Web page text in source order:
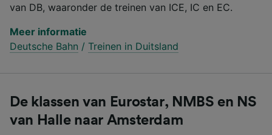
van DB, waaronder de treinen van ICE, IC en EC.
Meer informatie
Deutsche Bahn / Treinen in Duitsland
De klassen van Eurostar, NMBS en NS
van Halle naar Amsterdam